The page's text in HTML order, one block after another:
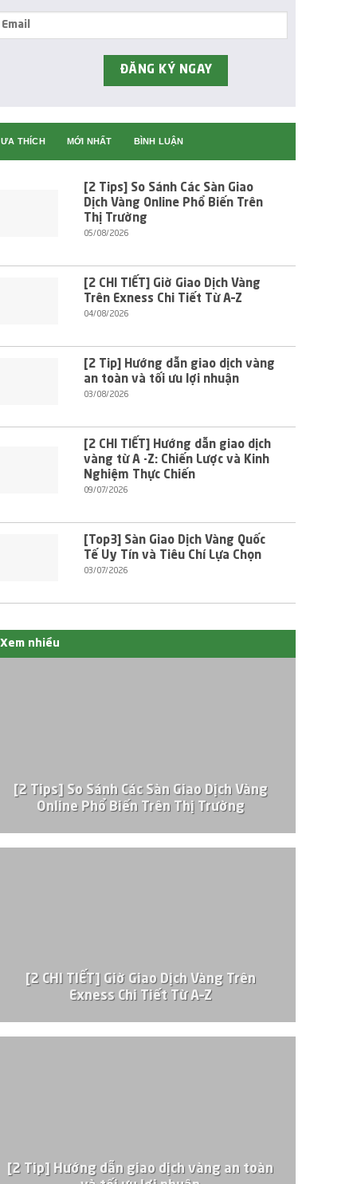
ƯA THÍCH MỚI NHẤT BÌNH LUẬN
[2 Tips] So Sánh Các Sàn Giao
Dịch Vàng Online Phổ Biến Trên
Thị Trường
05/08/2026
[2 CHI TIẾT] Giờ Giao Dịch Vàng
Trên Exness Chi Tiết Từ A–Z
04/08/2026
[2 Tip] Hướng dẫn giao dịch vàng
an toàn và tối ưu lợi nhuận
03/08/2026
[2 CHI TIẾT] Hướng dẫn giao dịch
vàng từ A -Z: Chiến Lược và Kinh
Nghiệm Thực Chiến
09/07/2026
[Top3] Sàn Giao Dịch Vàng Quốc
Tế Uy Tín và Tiêu Chí Lựa Chọn
03/07/2026
Xem nhiều
[2 Tips] So Sánh Các Sàn Giao Dịch Vàng
Online Phổ Biến Trên Thị Trường
[2 CHI TIẾT] Giờ Giao Dịch Vàng Trên
Exness Chi Tiết Từ A–Z
[2 Tip] Hướng dẫn giao dịch vàng an toàn